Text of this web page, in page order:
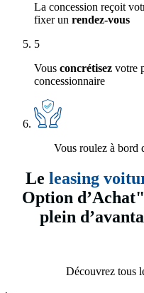
La concession reçoit
fixer un rendez-vous
5
Vous concrétisez votre
concessionnaire
Vous roulez à bord
Le leasing
Option
plein
Découvrez tous